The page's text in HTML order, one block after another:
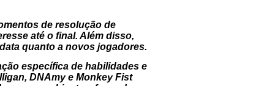
de resolução de
até o final. Além disso,
quanto a novos jogadores.
específica de habilidades e
DNAmy e Monkey Fist